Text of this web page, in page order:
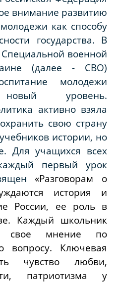
внимание развитию
как способу
государства. В
военной
(далее - СВО)
молодежи
уровень.
активно взяла
свою страну
истории, но
Для учащихся всех
первый урок
«Разговорам о
история и
России, ее роль в
Каждый школьник
свое мнение по
вопросу. Ключевая
чувство любви,
патриотизма у